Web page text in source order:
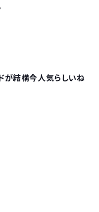
が結構今人気らしいね